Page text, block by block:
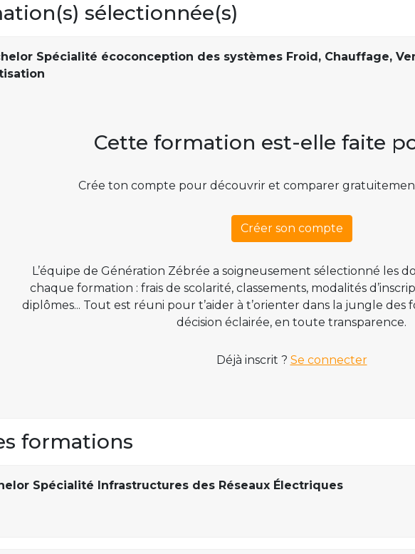
sélectionnée(s)
Spécialité écoconception des systèmes Froid, Chauffage,
Cette formation est-elle faite
Crée ton compte pour découvrir et comparer
Créer son compte
L’équipe de Génération Zébrée a soigneusement sélectionné les
chaque formation : frais de scolarité, classements, modalités
diplômes... Tout est réuni pour t’aider à t’orienter dans la jungle
décision éclairée, en toute transparence.
Déjà inscrit ? Se connecter
formations
Spécialité Infrastructures des Réseaux Électriques